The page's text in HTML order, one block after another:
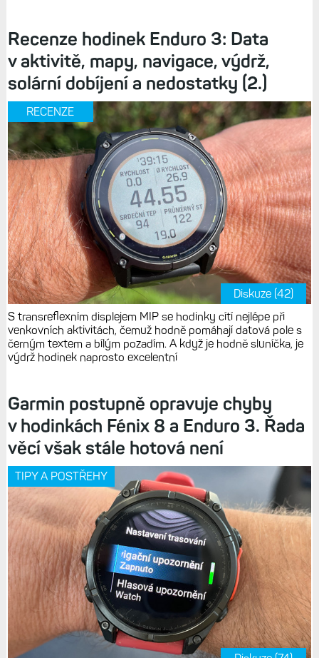
Recenze hodinek Enduro 3: Data
v aktivitě, mapy, navigace, výdrž,
solární dobíjení a nedostatky (2.)
RECENZE
Diskuze (42)
S transreflexním displejem MIP se hodinky cítí nejlépe při
venkovních aktivitách, čemuž hodně pomáhají datová pole s
černým textem a bílým pozadím. A když je hodně sluníčka, je
výdrž hodinek naprosto excelentní
Garmin postupně opravuje chyby
v hodinkách Fénix 8 a Enduro 3. Řada
věcí však stále hotová není
TIPY A POSTŘEHY